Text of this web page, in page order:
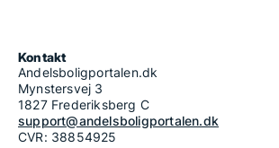
Kontakt
Andelsboligportalen.dk
Mynstersvej 3
1827 Frederiksberg C
support@andelsboligportalen.dk
CVR: 38854925